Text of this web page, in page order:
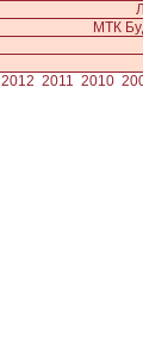
МТК
2012 2011 2010